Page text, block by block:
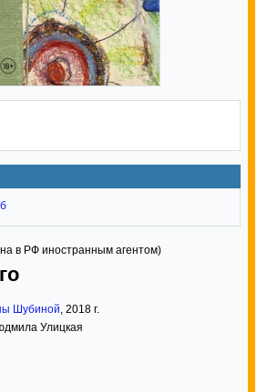
в РФ иностранным агентом)
Шубиной 2018 г.
Улицкая